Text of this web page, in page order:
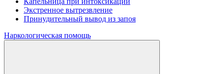
Экстренное вытрезвление
Принудительный вывод из запоя
Наркологическая помощь